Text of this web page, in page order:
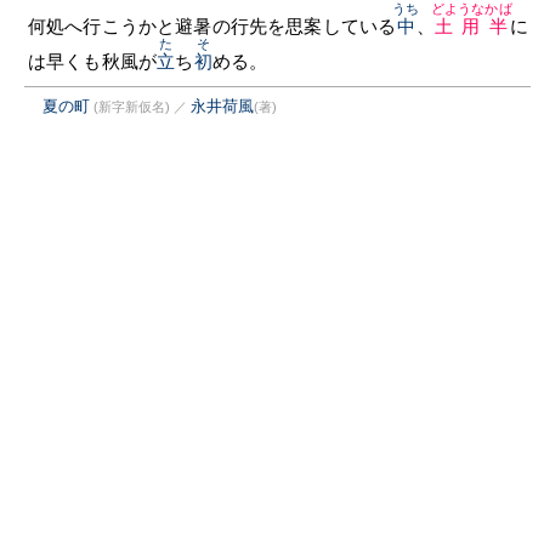
何処へ行こうかと避暑の行先を思案している中
うち
土用半
どようなかば
に
は早くも秋風が立
た
ち初
そ
める。
夏の町 (新字新仮名) ／ 永井荷風(著)